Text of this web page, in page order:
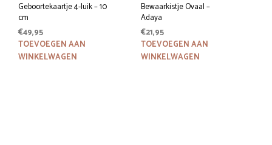
Geboortekaartje 4-luik – 10
cm
€49,95
TOEVOEGEN AAN
WINKELWAGEN
Bewaarkistje Ovaal –
Adaya
€21,95
TOEVOEGEN AAN
WINKELWAGEN